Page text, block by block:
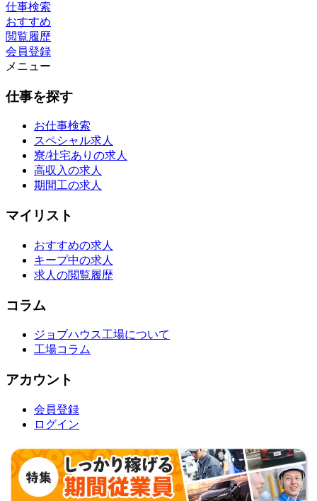
仕事検索
おすすめ
閲覧履歴
会員登録
メニュー
仕事を探す
お仕事検索
スペシャル求人
寮/社宅ありの求人
高収入の求人
期間工の求人
マイリスト
おすすめの求人
キープ中の求人
求人の閲覧履歴
コラム
ジョブハウス工場について
工場コラム
アカウント
会員登録
ログイン